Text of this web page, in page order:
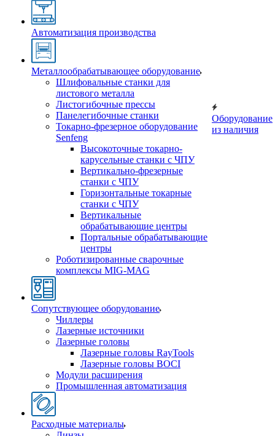
Автоматизация производства
Металлообрабатывающее оборудование
Шлифовальные станки для
листового металла
Листогибочные прессы
Панелегибочные станки
Токарно-фрезерное оборудование
Senfeng
Высокоточные токарно-
карусельные станки с ЧПУ
Вертикально-фрезерные
станки с ЧПУ
Горизонтальные токарные
станки с ЧПУ
Вертикальные
обрабатывающие центры
Портальные обрабатывающие
центры
Роботизированные сварочные
комплексы MIG-MAG
Сопутствующее оборудование
Чиллеры
Лазерные источники
Лазерные головы
Лазерные головы RayTools
Лазерные головы BOCI
Модули расширения
Промышленная автоматизация
Расходные материалы
Оборудование
из наличия